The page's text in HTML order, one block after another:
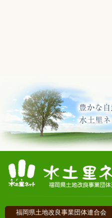
福岡県土地改良事業団体連合会